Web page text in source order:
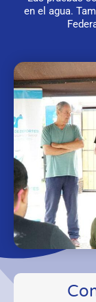
en el agua.